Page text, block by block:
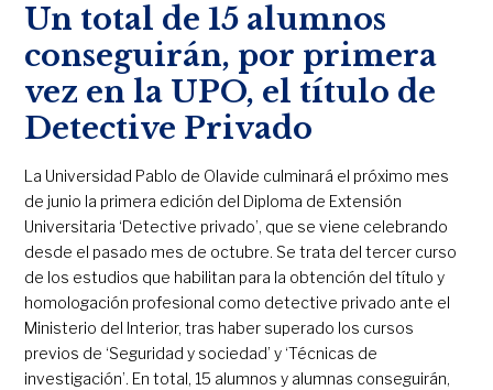
Un total de 15 alumnos
conseguirán, por primera
vez en la UPO, el título de
Detective Privado
La Universidad Pablo de Olavide culminará el próximo mes
de junio la primera edición del Diploma de Extensión
Universitaria ‘Detective privado’, que se viene celebrando
desde el pasado mes de octubre. Se trata del tercer curso
de los estudios que habilitan para la obtención del título y
homologación profesional como detective privado ante el
Ministerio del Interior, tras haber superado los cursos
previos de ‘Seguridad y sociedad’ y ‘Técnicas de
investigación’. En total, 15 alumnos y alumnas conseguirán,